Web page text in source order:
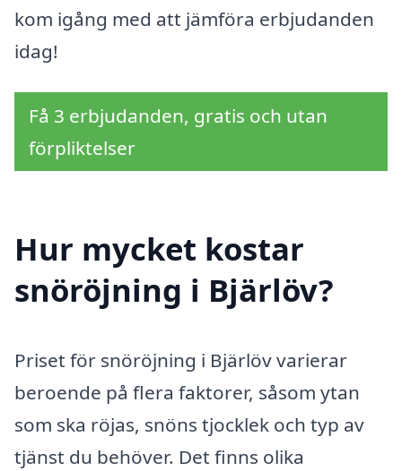
kom igång med att jämföra erbjudanden
idag!
Få 3 erbjudanden, gratis och utan
förpliktelser
Hur mycket kostar
snöröjning i Bjärlöv?
Priset för snöröjning i Bjärlöv varierar
beroende på flera faktorer, såsom ytan
som ska röjas, snöns tjocklek och typ av
tjänst du behöver. Det finns olika